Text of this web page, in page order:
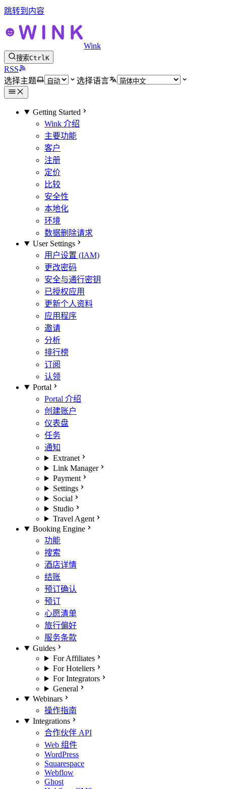
跳转到内容
Wink
搜索CtrlK
RSS
选择主题
选择语言
Getting Started
Wink 介绍
主要功能
客户
注册
定价
比较
安全性
本地化
环境
数据删除请求
User Settings
用户设置 (IAM)
更改密码
安全与通行密钥
已授权应用
更新个人资料
应用程序
邀请
分析
排行榜
订阅
认领
Portal
Portal 介绍
创建账户
仪表盘
任务
通知
Extranet
Link Manager
Payment
Settings
Social
Studio
Travel Agent
Booking Engine
功能
搜索
酒店详情
结账
预订确认
预订
心愿清单
旅行偏好
服务条款
Guides
For Affiliates
For Hoteliers
For Integrators
General
Webinars
操作指南
Integrations
合作伙伴 API
Web 组件
WordPress
Squarespace
Webflow
Ghost